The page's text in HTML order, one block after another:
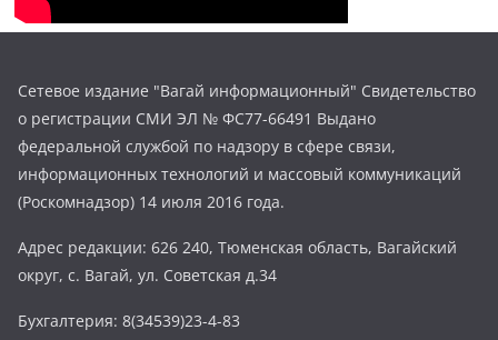
Сетевое издание "Вагай информационный" Свидетельство
о регистрации СМИ ЭЛ № ФС77-66491 Выдано
федеральной службой по надзору в сфере связи,
информационных технологий и массовый коммуникаций
(Роскомнадзор) 14 июля 2016 года.
Адрес редакции: 626 240, Тюменская область, Вагайский
округ, с. Вагай, ул. Советская д.34
Бухгалтерия: 8(34539)23-4-83